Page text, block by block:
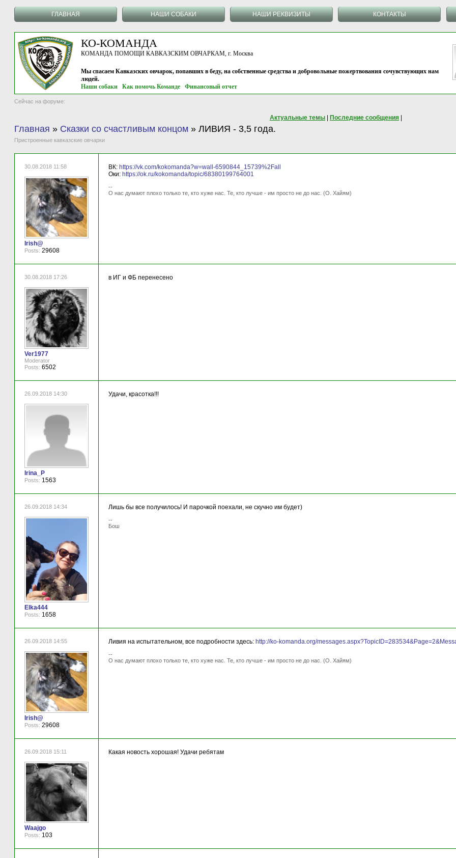
ГЛАВНАЯ НАШИ СОБАКИ НАШИ РЕКВИЗИТЫ КОНТАКТЫ
КО-КОМАНДА
КОМАНДА ПОМОЩИ КАВКАЗСКИМ ОВЧАРКАМ, г. Москва
Мы спасаем Кавказских овчарок, попавших в беду, на собственные средства и добровольные пожертвования сочувствующих нам
людей.
Наши собаки
Как помочь Команде Финансовый отчет
Сейчас на форуме:
Актуальные темы Последние сообщения
Главная » Сказки со счастливым концом » ЛИВИЯ - 3,5 года.
Пристроенные кавказские овчарки
30.08.2018 11:58
Irish@
Posts: 29608
ВК: https://vk.com/kokomanda?w=wall-6590844_15739%2Fall
Оки: https://ok.ru/kokomanda/topic/68380199764001
--
О нас думают плохо только те, кто хуже нас. Те, кто лучше - им просто не до нас. (О. Хайям)
30.08.2018 17:26
Ver1977
Moderator
Posts: 6502
в ИГ и ФБ перенесено
26.09.2018 14:30
Irina_P
Posts: 1563
Удачи, красотка!!!
26.09.2018 14:34
Elka444
Posts: 1658
Лишь бы все получилось! И парочкой поехали, не скучно им будет)
--
Бош
26.09.2018 14:55
Irish@
Posts: 29608
Ливия на испытательном, все подробности здесь: http://ko-komanda.org/
--
О нас думают плохо только те, кто хуже нас. Те, кто лучше - им просто не до нас. (О. Хайям)
26.09.2018 15:11
Waajgo
Posts: 103
Какая новость хорошая! Удачи ребятам